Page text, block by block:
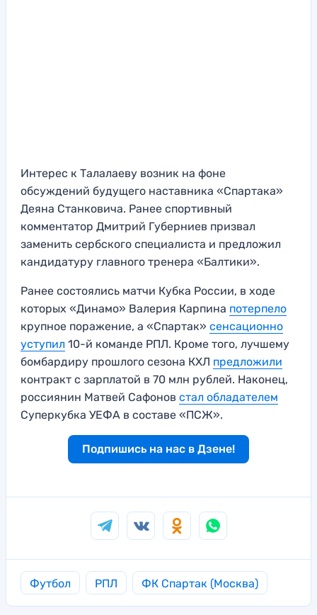
Интерес к Талалаеву возник на фоне
обсуждений будущего наставника «Спартака»
Деяна Станковича. Ранее спортивный
комментатор Дмитрий Губерниев призвал
заменить сербского специалиста и предложил
кандидатуру главного тренера «Балтики».
Ранее состоялись матчи Кубка России, в ходе
которых «Динамо» Валерия Карпина потерпело
крупное поражение, а «Спартак» сенсационно
уступил 10-й команде РПЛ. Кроме того, лучшему
бомбардиру прошлого сезона КХЛ предложили
контракт с зарплатой в 70 млн рублей. Наконец,
россиянин Матвей Сафонов стал обладателем
Суперкубка УЕФА в составе «ПСЖ».
Подпишись на нас в Дзене!
Футбол РПЛ ФК Спартак (Москва)